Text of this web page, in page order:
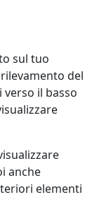
sul tuo
del
il basso
anche
elementi